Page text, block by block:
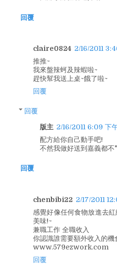
回覆
claire0824 2/16/2011
推推~
我來盤辣蚵及辣蝦啦~
趕快幫我送上桌~餓了啦~
回覆
回覆
版主 2/16/2011 6:09 下
配方給你自己動手吧!
不然我做好送到嘉義都
回覆
chenbibi22 2/17/2011
感覺好像任何食物放進去
美味!~
兼職工作 全職收入
你認識誰需要額外收入的機
www.579ezwork.com
回覆